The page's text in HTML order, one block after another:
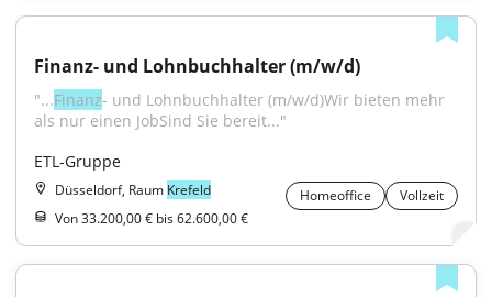
Finanz- und Lohnbuchhalter (m/w/d)
"...Finanz- und Lohnbuchhalter (m/w/d)Wir bieten mehr
als nur einen JobSind Sie bereit..."
ETL-Gruppe
Düsseldorf, Raum Krefeld Homeoffice
Vollzeit
Von 33.200,00 € bis 62.600,00 €